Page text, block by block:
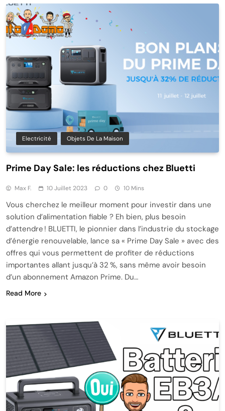
Electricité Objets De La Maison
Prime Day Sale: les réductions chez Bluetti
Max F. 10 Juillet 2023 0 10 Mins
Vous cherchez le meilleur moment pour investir dans une
solution d’alimentation fiable ? Eh bien, plus besoin
d’attendre ! BLUETTI, le pionnier dans l’industrie du stockage
d’énergie renouvelable, lance sa « Prime Day Sale » avec des
offres qui vous permettent de profiter de réductions
importantes allant jusqu’à 32 %, sans même avoir besoin
d’un abonnement Amazon Prime. Du…
Read More